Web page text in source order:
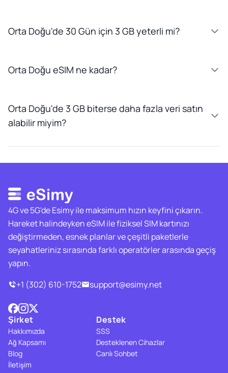
Orta Doğu'de 30 Gün için 3 GB yeterli mi?
Orta Doğu eSIM ne kadar?
Orta Doğu'de 3 GB biterse daha fazla veri satın
alabilir miyim?
4G ve 5G'de Esimy ile maksimum hızın keyfini çıkarın.
Hareket halindeyken eSIM ile fiziksel SIM kartınızı
değiştirmeden, esnek planlar ve çeşitli paketlerle
seyahatleriniz sırasında farklı operatörler arasında geçiş
yapın.
+1 (302) 610-1752
support@esimy.net
Şirket
Hakkımızda
Ağ Kapsamı
Blog
İletişim
Destek
SSS
Desteklenen Cihazlar
Canlı Sohbet